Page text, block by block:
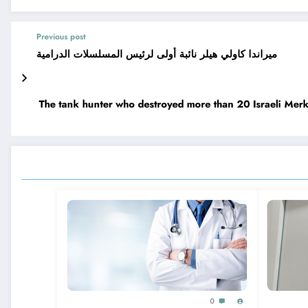
Previous post
ميراندا كاولي هيلر نائبة أولى لرئيس المسلسلات الدرامية
The tank hunter who destroyed more than 20 Israeli
0